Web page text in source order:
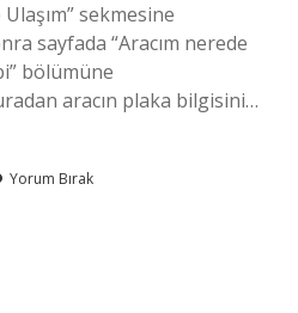
sekmesine
sayfada “Aracım nerede
bölümüne
aracın plaka bilgisini…
Yorum Bırak